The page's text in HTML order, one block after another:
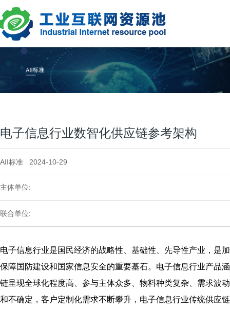
电子信息行业数智化供应链参考架构
AII标准 2024-10-29
主体单位:
联合单位:
电子信息行业是国民经济的战略性、基础性、先导性产业，是
保障国防建设和国家信息安全的重要基石。电子信息行业产品
链呈现全球化程度高、参与主体众多、物料种类复杂、需求波
和不确定，客户定制化需求不断攀升，电子信息行业传统供应